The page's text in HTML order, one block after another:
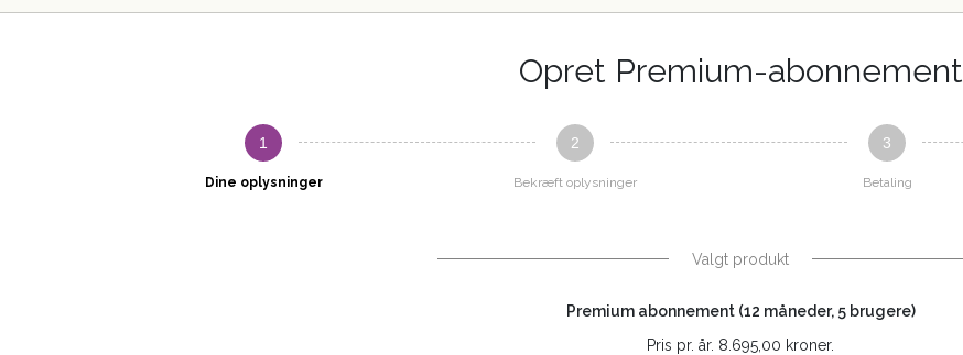
Opret Premium-abonnement
1
Dine oplysninger
2
Bekræft oplysninger
3
Betaling
Valgt produkt
Premium abonnement (12 måneder, 5 brugere)
Pris pr. år. 8.695,00 kroner.